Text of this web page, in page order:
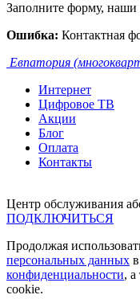
Заполните форму,
Ошибка: Контактная
Евпатория
Интернет
Цифровое ТВ
Акции
Блог
Оплата
Контакты
Центр обслуживания
ПОДКЛЮЧИТЬСЯ
Продолжая
персональных данных
конфиденциальности, а
cookie.